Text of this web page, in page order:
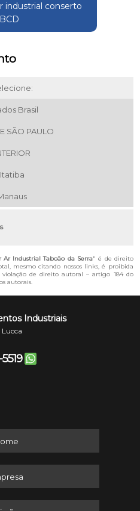
industrial conserto
Brasil
SÃO PAULO
Itatiba
Ar Industrial Taboão da Serra" é de direito
mesmo citando nossos links, é proibida
de direito autoral – artigo 184 do
autorais.
Industriais
Lucca